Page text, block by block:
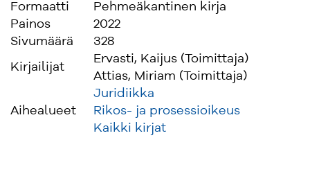
ymmärret
Formaatti
Pehmeäkantinen kirja
Painos
2022
Sivumäärä
328
Kirjailijat
Ervasti, Kaijus (Toimittaja)
Attias, Miriam (Toimittaja)
Aihealueet
Juridiikka
Rikos- ja prosessioikeus
Kaikki kirjat